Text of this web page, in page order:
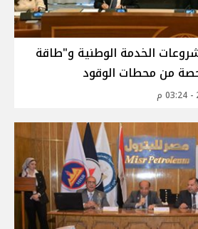
الخدمة الوطنية و"طاقة
من محطات الوقود